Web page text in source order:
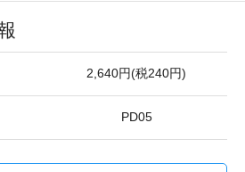
2,640円(税240円)
PD05